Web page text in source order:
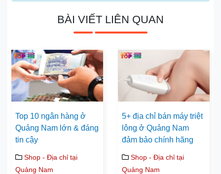
BÀI VIẾT LIÊN QUAN
Top 10 ngân hàng ở
Quảng Nam lớn & đáng
tin cậy
Shop - Địa chỉ tại
Quảng Nam
5+ địa chỉ bán máy triệt
lông ở Quảng Nam
đảm bảo chính hãng
Shop - Địa chỉ tại
Quảng Nam